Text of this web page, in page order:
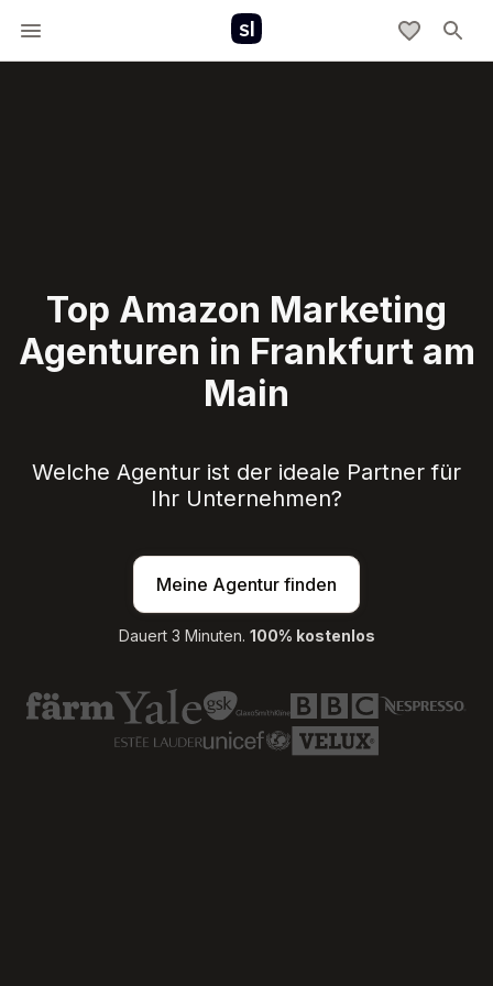
Top Amazon Marketing
Agenturen in Frankfurt am
Main
Welche Agentur ist der ideale Partner für
Ihr Unternehmen?
Meine Agentur finden
Dauert 3 Minuten. 100% kostenlos